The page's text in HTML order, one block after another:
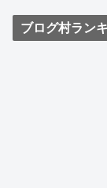
ブログ村ラン